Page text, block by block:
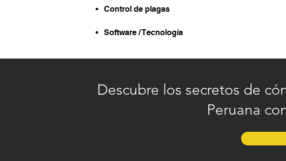
Control de plagas
Software / Tecnología
Descubre los secretos de
Peruana